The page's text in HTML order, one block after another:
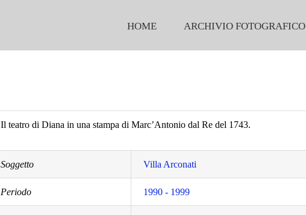
HOME ARCHIVIO FOTOGRAFICO
Il teatro di Diana in una stampa di Marc’Antonio dal Re del 1743.
Soggetto Villa Arconati
Periodo 1990 - 1999